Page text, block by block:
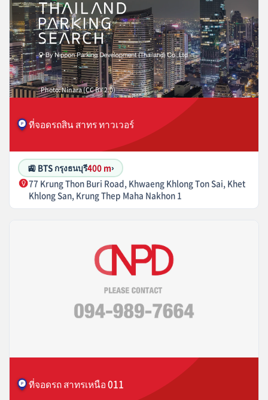
Photo: Ninara (CC BY 2.0)
ที่จอดรถสิน สาทร ทาวเวอร์
🚉 BTS กรุงธนบุรี400 m›
77 Krung Thon Buri Road, Khwaeng Khlong Ton Sai, Khet
Khlong San, Krung Thep Maha Nakhon 1
ที่จอดรถ สาทรเหนือ 011